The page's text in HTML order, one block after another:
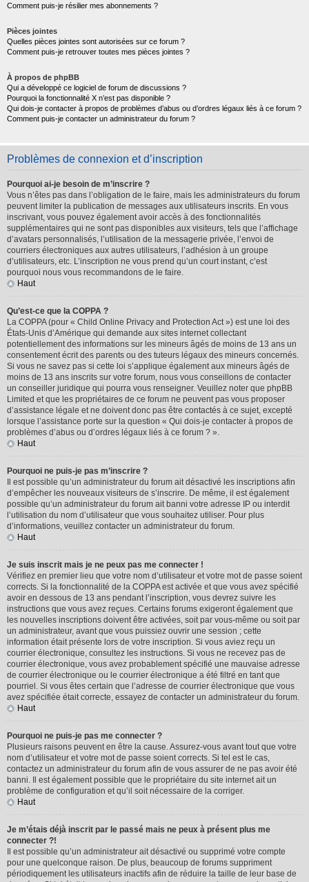
Comment puis-je résilier mes abonnements ?
Pièces jointes
Quelles pièces jointes sont autorisées sur ce forum ?
Comment puis-je retrouver toutes mes pièces jointes ?
À propos de phpBB
Qui a développé ce logiciel de forum de discussions ?
Pourquoi la fonctionnalité X n’est pas disponible ?
Qui dois-je contacter à propos de problèmes d’abus ou d’ordres légaux liés à ce forum ?
Comment puis-je contacter un administrateur du forum ?
Problèmes de connexion et d’inscription
Pourquoi ai-je besoin de m’inscrire ?
Vous n’êtes pas dans l’obligation de le faire, mais les administrateurs du forum
peuvent limiter la publication de messages aux utilisateurs inscrits. En vous
inscrivant, vous pouvez également avoir accès à des fonctionnalités
supplémentaires qui ne sont pas disponibles aux visiteurs, tels que l’affichage
d’avatars personnalisés, l’utilisation de la messagerie privée, l’envoi de
courriers électroniques aux autres utilisateurs, l’adhésion à un groupe
d’utilisateurs, etc. L’inscription ne vous prend qu’un court instant, c’est
pourquoi nous vous recommandons de le faire.
Haut
Qu’est-ce que la COPPA ?
La COPPA (pour « Child Online Privacy and Protection Act ») est une loi des
États-Unis d’Amérique qui demande aux sites internet collectant
potentiellement des informations sur les mineurs âgés de moins de 13 ans un
consentement écrit des parents ou des tuteurs légaux des mineurs concernés.
Si vous ne savez pas si cette loi s’applique également aux mineurs âgés de
moins de 13 ans inscrits sur votre forum, nous vous conseillons de contacter
un conseiller juridique qui pourra vous renseigner. Veuillez noter que phpBB
Limited et que les propriétaires de ce forum ne peuvent pas vous proposer
d’assistance légale et ne doivent donc pas être contactés à ce sujet, excepté
lorsque l’assistance porte sur la question « Qui dois-je contacter à propos de
problèmes d’abus ou d’ordres légaux liés à ce forum ? ».
Haut
Pourquoi ne puis-je pas m’inscrire ?
Il est possible qu’un administrateur du forum ait désactivé les inscriptions afin
d’empêcher les nouveaux visiteurs de s’inscrire. De même, il est également
possible qu’un administrateur du forum ait banni votre adresse IP ou interdit
l’utilisation du nom d’utilisateur que vous souhaitez utiliser. Pour plus
d’informations, veuillez contacter un administrateur du forum.
Haut
Je suis inscrit mais je ne peux pas me connecter !
Vérifiez en premier lieu que votre nom d’utilisateur et votre mot de passe soient
corrects. Si la fonctionnalité de la COPPA est activée et que vous avez spécifié
avoir en dessous de 13 ans pendant l’inscription, vous devrez suivre les
instructions que vous avez reçues. Certains forums exigeront également que
les nouvelles inscriptions doivent être activées, soit par vous-même ou soit par
un administrateur, avant que vous puissiez ouvrir une session ; cette
information était présente lors de votre inscription. Si vous aviez reçu un
courrier électronique, consultez les instructions. Si vous ne recevez pas de
courrier électronique, vous avez probablement spécifié une mauvaise adresse
de courrier électronique ou le courrier électronique a été filtré en tant que
pourriel. Si vous êtes certain que l’adresse de courrier électronique que vous
avez spécifiée était correcte, essayez de contacter un administrateur du forum.
Haut
Pourquoi ne puis-je pas me connecter ?
Plusieurs raisons peuvent en être la cause. Assurez-vous avant tout que votre
nom d’utilisateur et votre mot de passe soient corrects. Si tel est le cas,
contactez un administrateur du forum afin de vous assurer de ne pas avoir été
banni. Il est également possible que le propriétaire du site internet ait un
problème de configuration et qu’il soit nécessaire de la corriger.
Haut
Je m’étais déjà inscrit par le passé mais ne peux à présent plus me
connecter ?!
Il est possible qu’un administrateur ait désactivé ou supprimé votre compte
pour une quelconque raison. De plus, beaucoup de forums suppriment
périodiquement les utilisateurs inactifs afin de réduire la taille de leur base de